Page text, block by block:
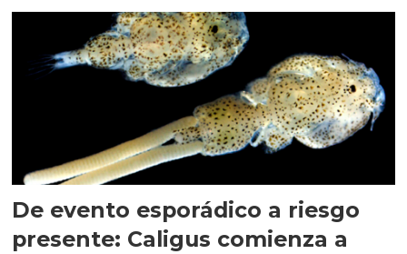
De evento esporádico a riesgo
presente: Caligus comienza a